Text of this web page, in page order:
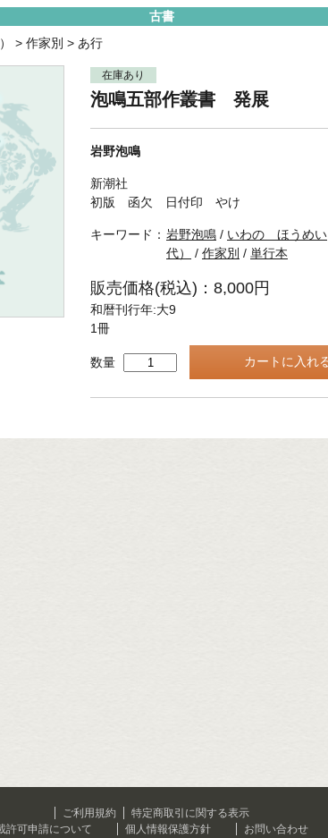
古書
> 作家別 > あ行
在庫あり
泡鳴五部作叢書 発展
岩野泡鳴
新潮社
初版 函欠 日付印 やけ
キーワード： 岩野泡鳴 / いわの ほうめい
代）
/ 作家別 / 単行本
販売価格(税込)：8,000円
和暦刊行年:大9
1冊
数量
ご利用規約
特定商取引に関する表示
許可申請について
個人情報保護方針 お問い合わせ